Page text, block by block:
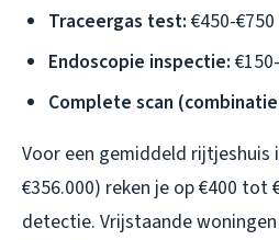
Traceergas test: €450-€750
Endoscopie inspectie:
Complete scan
Voor een gemiddeld rijtjeshuis
€356.000) reken je op €400 tot
detectie. Vrijstaande